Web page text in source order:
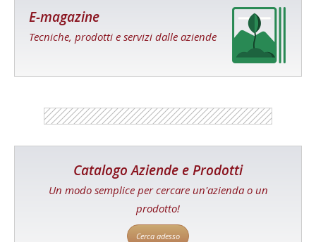
E-magazine
Tecniche, prodotti e servizi dalle aziende
Catalogo Aziende e Prodotti
Un modo semplice per cercare un'azienda o un
prodotto!
Cerca adesso